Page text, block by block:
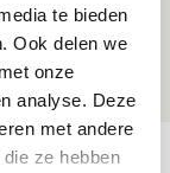
te bieden
Ook delen we
onze
analyse. Deze
met andere
ze hebben